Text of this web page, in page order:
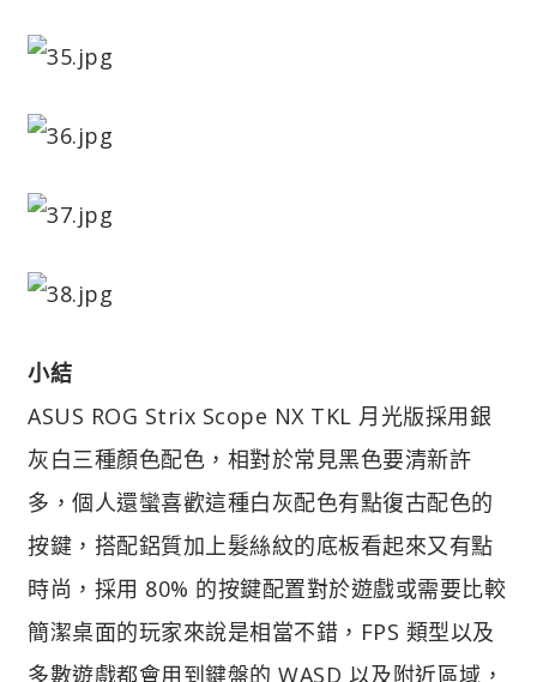
小結
ASUS ROG Strix Scope NX TKL 月光版採用銀
灰白三種顏色配色，相對於常見黑色要清新許
多，個人還蠻喜歡這種白灰配色有點復古配色的
按鍵，搭配鋁質加上髮絲紋的底板看起來又有點
時尚，採用 80% 的按鍵配置對於遊戲或需要比較
簡潔桌面的玩家來說是相當不錯，FPS 類型以及
多數遊戲都會用到鍵盤的 WASD 以及附近區域，